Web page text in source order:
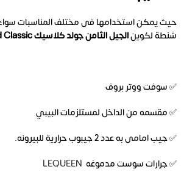
حيث يمكن استخدامها فى مختلف المناسبات
شنطة لكوينالجيل الثامن جولد كلاسيك Lequeen 8TH Gold Classic
✅ سوفت ووتر بروف
✅ مقسمه من الداخل لمستلزمات البيبي
✅ جيب امامى به عدد 2 جيبوب حرارية للبيرونه.
✅ جرارات سوست مدموغه LEQUEEN